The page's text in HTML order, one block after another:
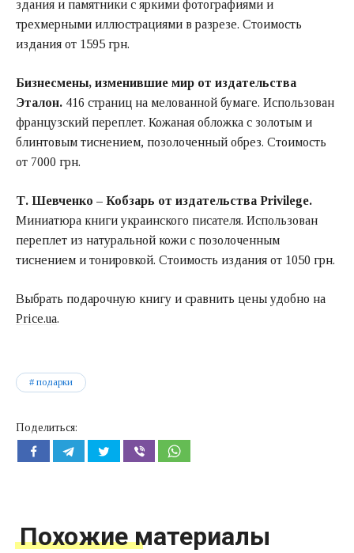
здания и памятники с яркими фотографиями и
трехмерными иллюстрациями в разрезе. Стоимость
издания от 1595 грн.
Бизнесмены, изменившие мир от издательства
Эталон. 416 страниц на мелованной бумаге. Использован
французский переплет. Кожаная обложка с золотым и
блинтовым тиснением, позолоченный обрез. Стоимость
от 7000 грн.
Т. Шевченко – Кобзарь от издательства Privilege.
Миниатюра книги украинского писателя. Использован
переплет из натуральной кожи с позолоченным
тиснением и тонировкой. Стоимость издания от 1050 грн.
Выбрать подарочную книгу и сравнить цены удобно на
Price.ua.
подарки
Поделиться:
Похожие материалы